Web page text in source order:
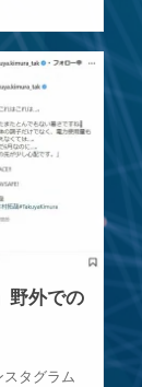
野外での
タグラム